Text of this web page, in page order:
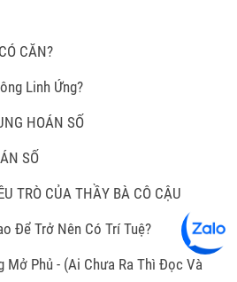
CĂN?
Linh Ứng?
HOÁN SỐ
SỐ
TRÒ CỦA THẦY BÀ CÔ CẬU
Để Trở Nên Có Trí Tuệ?
Mở Phủ - (Ai Chưa Ra Thì Đọc Và